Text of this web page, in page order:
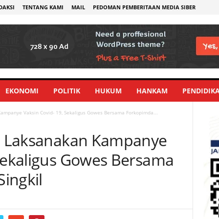
TENTANG KAMI MAIL PEDOMAN PEMBERITAAN MEDIA SIBER
EKONOMI POLITIK HUKUM HANKAM
Vaksin Covid- 19, Sekaligus Gowes Bersama Forkopimda...
Kampanye
Gowes Bersama